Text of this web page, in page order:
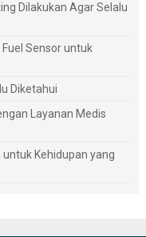
Dilakukan Agar Selalu
Sensor untuk
Diketahui
Layanan Medis
Kehidupan yang